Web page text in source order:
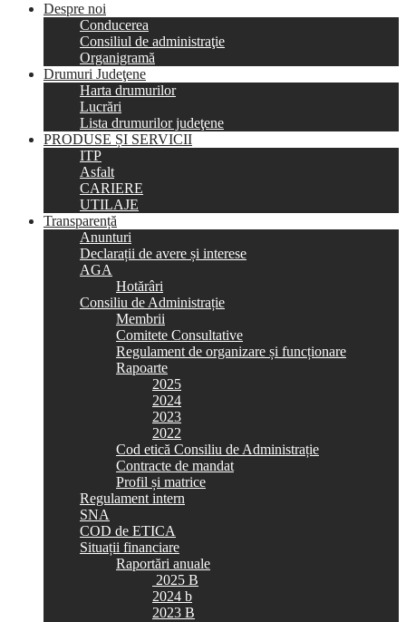
Despre noi
Conducerea
Consiliul de administraţie
Organigramă
Drumuri Judeţene
Harta drumurilor
Lucrări
Lista drumurilor judeţene
PRODUSE ȘI SERVICII
ITP
Asfalt
CARIERE
UTILAJE
Transparență
Anunturi
Declarații de avere și interese
AGA
Hotărâri
Consiliu de Administrație
Membrii
Comitete Consultative
Regulament de organizare și funcționare
Rapoarte
2025
2024
2023
2022
Cod etică Consiliu de Administrație
Contracte de mandat
Profil și matrice
Regulament intern
SNA
COD de ETICA
Situații financiare
Raportări anuale
2025 B
2024 b
2023 B